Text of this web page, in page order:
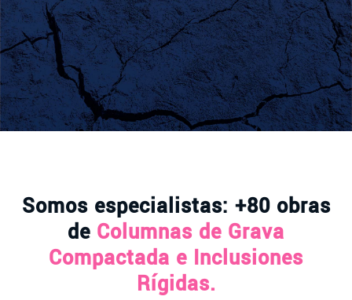
Somos especialistas: +80 obras
de Columnas de Grava
Compactada e Inclusiones
Rígidas.